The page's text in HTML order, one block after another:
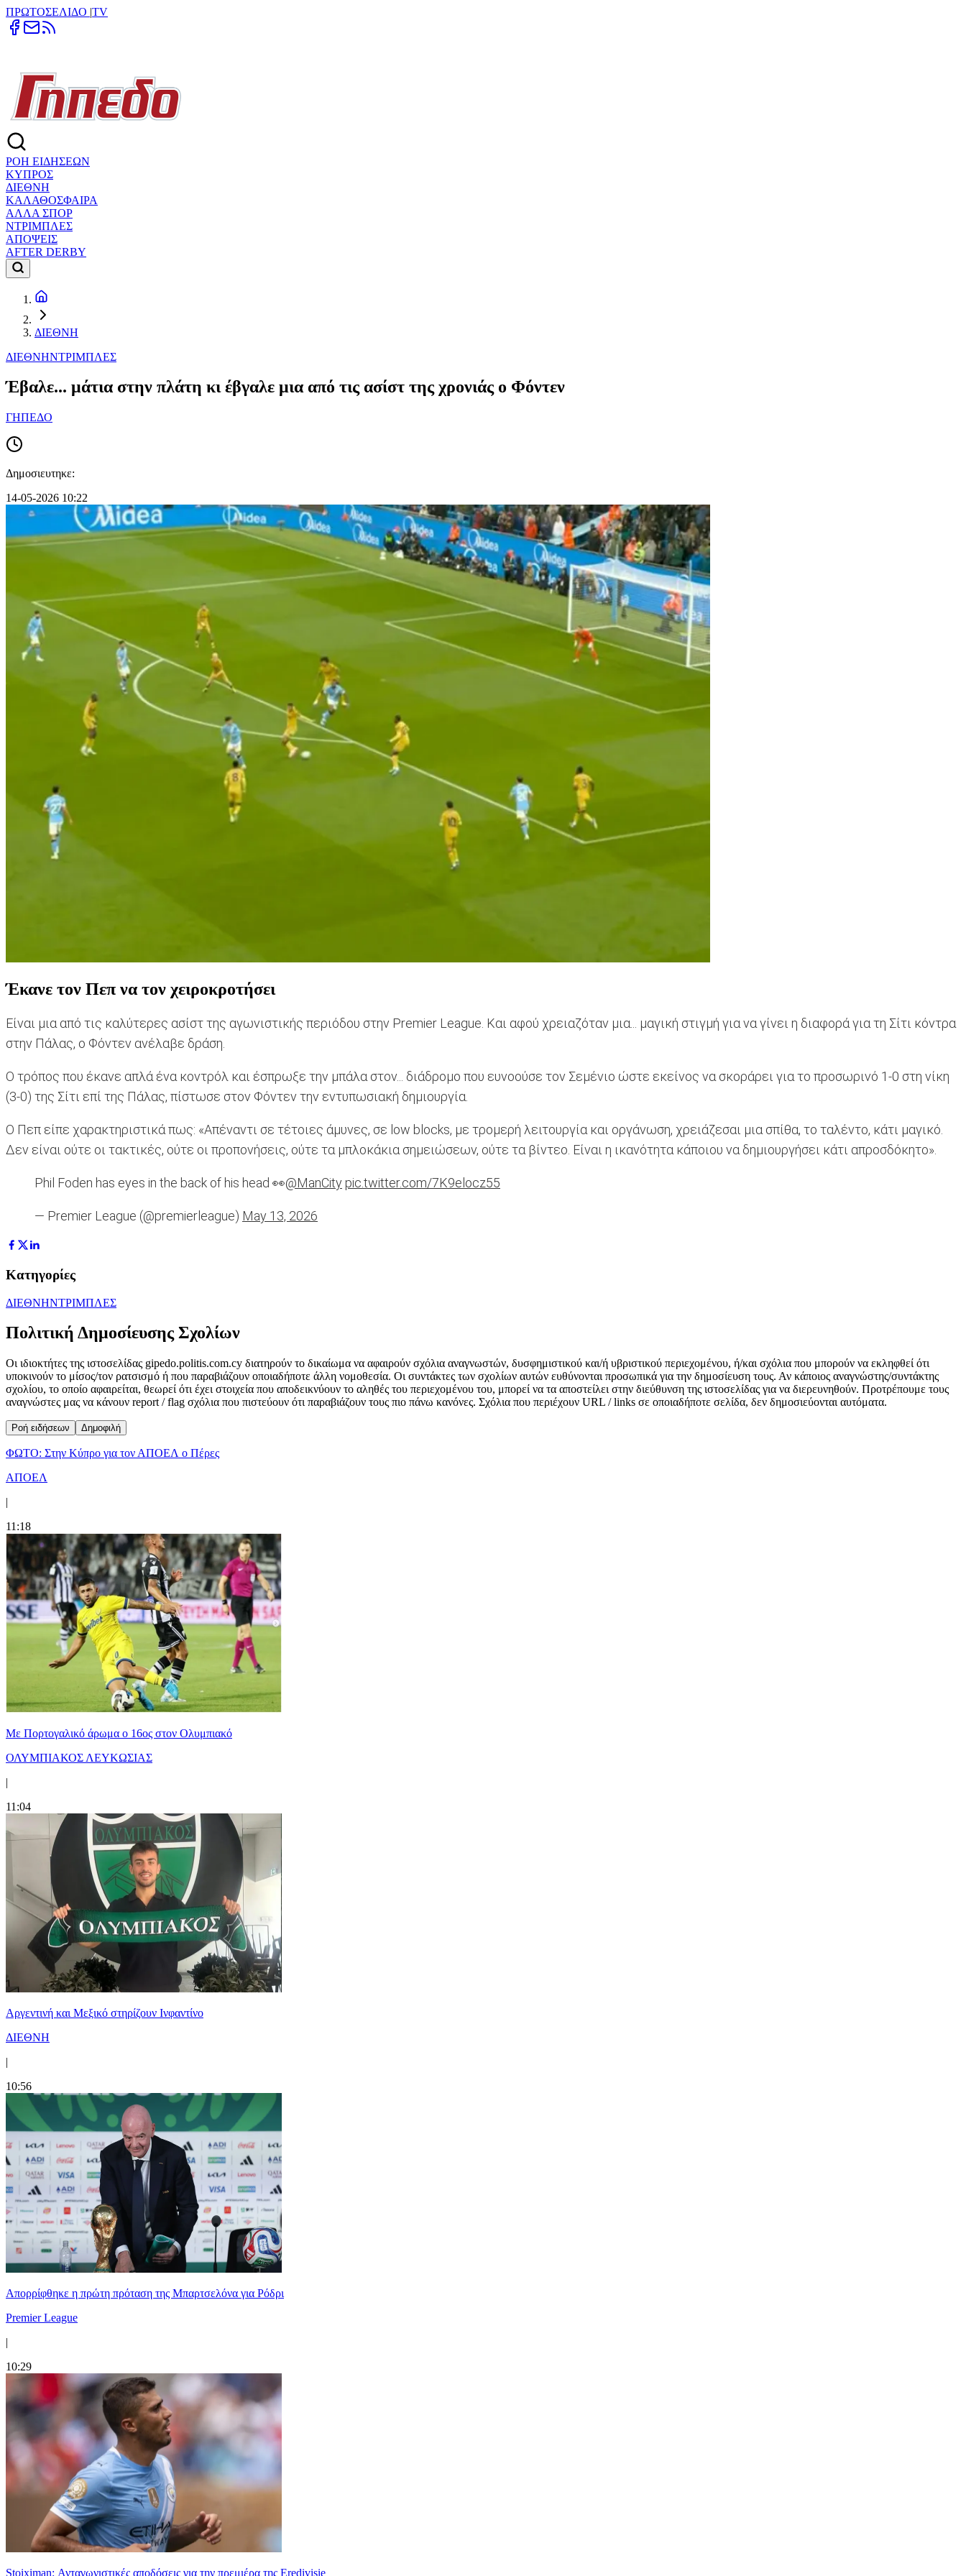
ΠΡΩΤΟΣΕΛΙΔΟ |TV
ΡΟΗ ΕΙΔΗΣΕΩΝ
ΚΥΠΡΟΣ
ΔΙΕΘΝΗ
ΚΑΛΑΘΟΣΦΑΙΡΑ
ΑΛΛΑ ΣΠΟΡ
ΝΤΡΙΜΠΛΕΣ
ΑΠΟΨΕΙΣ
AFTER DERBY
ΔΙΕΘΝΗ
ΔΙΕΘΝΗΝΤΡΙΜΠΛΕΣ
Έβαλε... μάτια στην πλάτη κι έβγαλε μια από τις ασίστ της χρονιάς ο Φόντεν
ΓΗΠΕΔΟ
Δημοσιευτηκε:
14-05-2026 10:22
Έκανε τον Πεπ να τον χειροκροτήσει
Είναι μια από τις καλύτερες ασίστ της αγωνιστικής περιόδου στην Premier League. Και αφού χρειαζόταν μια... μαγική στιγμή για να γίνει η διαφορά για τη Σίτι κόντρα
στην Πάλας, ο Φόντεν ανέλαβε δράση.
Ο τρόπος που έκανε απλά ένα κοντρόλ και έσπρωξε την μπάλα στον... διάδρομο που ευνοούσε τον Σεμένιο ώστε εκείνος να σκοράρει για το προσωρινό 1-0 στη νίκη
(3-0) της Σίτι επί της Πάλας, πίστωσε στον Φόντεν την εντυπωσιακή δημιουργία.
Ο Πεπ είπε χαρακτηριστικά πως: «Απέναντι σε τέτοιες άμυνες, σε low blocks, με τρομερή λειτουργία και οργάνωση, χρειάζεσαι μια σπίθα, το ταλέντο, κάτι μαγικό.
Δεν είναι ούτε οι τακτικές, ούτε οι προπονήσεις, ούτε τα μπλοκάκια σημειώσεων, ούτε τα βίντεο. Είναι η ικανότητα κάποιου να δημιουργήσει κάτι απροσδόκητο».
Phil Foden has eyes in the back of his head 👀@ManCity pic.twitter.com/7K9elocz55
— Premier League (@premierleague) May 13, 2026
Κατηγορίες
ΔΙΕΘΝΗΝΤΡΙΜΠΛΕΣ
Πολιτική Δημοσίευσης Σχολίων
Οι ιδιοκτήτες της ιστοσελίδας gipedo.politis.com.cy διατηρούν το δικαίωμα να αφαιρούν σχόλια αναγνωστών, δυσφημιστικού και/ή υβριστικού περιεχομένου, ή/και σχόλια που μπορούν να εκληφθεί ότι
υποκινούν το μίσος/τον ρατσισμό ή που παραβιάζουν οποιαδήποτε άλλη νομοθεσία. Οι συντάκτες των σχολίων αυτών ευθύνονται προσωπικά για την δημοσίευση τους. Αν κάποιος αναγνώστης/συντάκτης
σχολίου, το οποίο αφαιρείται, θεωρεί ότι έχει στοιχεία που αποδεικνύουν το αληθές του περιεχομένου του, μπορεί να τα αποστείλει στην διεύθυνση της ιστοσελίδας για να διερευνηθούν. Προτρέπουμε τους
αναγνώστες μας να κάνουν report / flag σχόλια που πιστεύουν ότι παραβιάζουν τους πιο πάνω κανόνες. Σχόλια που περιέχουν URL / links σε οποιαδήποτε σελίδα, δεν δημοσιεύονται αυτόματα.
Ροή ειδήσεων Δημοφιλή
ΦΩΤΟ: Στην Κύπρο για τον ΑΠΟΕΛ ο Πέρες
ΑΠΟΕΛ
|
11:18
Με Πορτογαλικό άρωμα ο 16ος στον Ολυμπιακό
ΟΛΥΜΠΙΑΚΟΣ ΛΕΥΚΩΣΙΑΣ
|
11:04
Αργεντινή και Μεξικό στηρίζουν Ινφαντίνο
ΔΙΕΘΝΗ
|
10:56
Απορρίφθηκε η πρώτη πρόταση της Μπαρτσελόνα για Ρόδρι
Premier League
|
10:29
Stoiximan: Ανταγωνιστικές αποδόσεις για την πρεμιέρα της Eredivisie